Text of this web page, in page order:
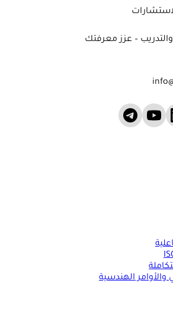
– عزز معرفتك
والأوامر الهندسية